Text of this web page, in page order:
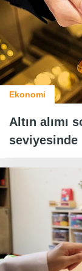
Ekonomi
Altın alımı
seviyesinde